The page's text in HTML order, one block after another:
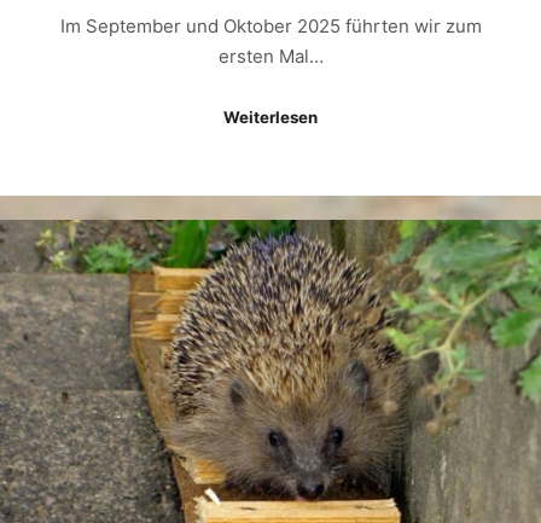
Im September und Oktober 2025 führten wir zum
ersten Mal…
Weiterlesen